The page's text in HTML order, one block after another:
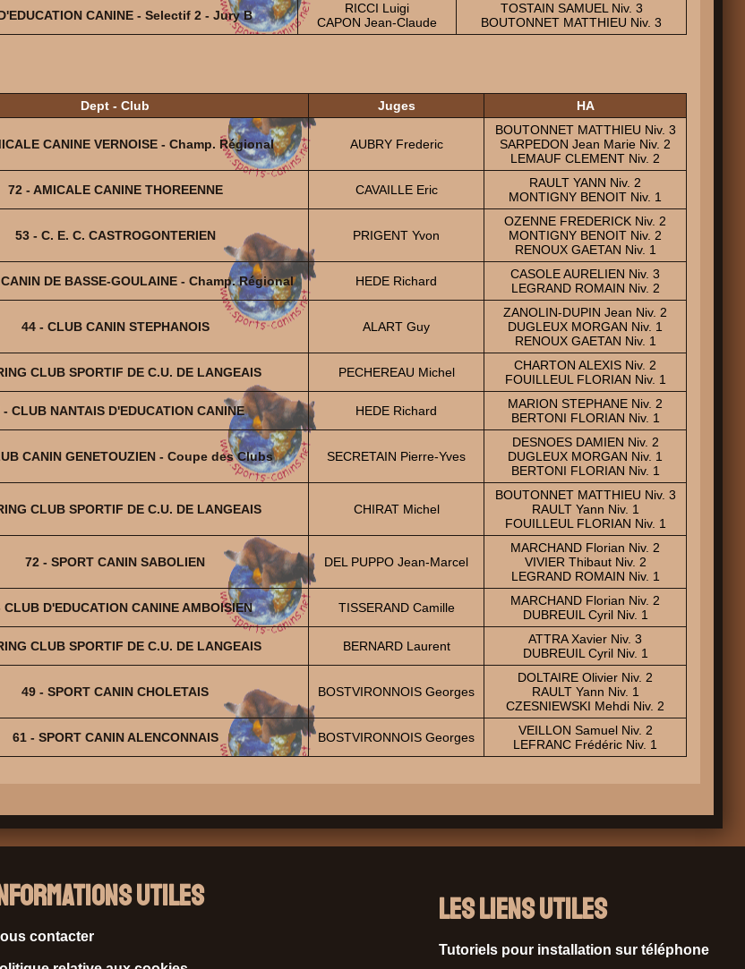
CANINE - Selectif 2 - Jury B
RICCI Luigi
CAPON Jean-Claude
TOSTAIN SAMUEL Niv. 3
BOUTONNET MATTHIEU Niv. 3
Dept - Club Juges HA
CANINE VERNOISE - Champ. Régional AUBRY Frederic
BOUTONNET MATTHIEU Niv. 3
SARPEDON Jean Marie Niv. 2
LEMAUF CLEMENT Niv. 2
72 - AMICALE CANINE THOREENNE CAVAILLE Eric
RAULT YANN Niv. 2
MONTIGNY BENOIT Niv. 1
53 - C. E. C. CASTROGONTERIEN PRIGENT Yvon
OZENNE FREDERICK Niv. 2
MONTIGNY BENOIT Niv. 2
RENOUX GAETAN Niv. 1
DE BASSE-GOULAINE - Champ. Régional HEDE Richard
CASOLE AURELIEN Niv. 3
LEGRAND ROMAIN Niv. 2
44 - CLUB CANIN STEPHANOIS ALART Guy
ZANOLIN-DUPIN Jean Niv. 2
DUGLEUX MORGAN Niv. 1
RENOUX GAETAN Niv. 1
CLUB SPORTIF DE C.U. DE LANGEAIS PECHEREAU Michel
CHARTON ALEXIS Niv. 2
FOUILLEUL FLORIAN Niv. 1
- CLUB NANTAIS D'EDUCATION CANINE HEDE Richard
MARION STEPHANE Niv. 2
BERTONI FLORIAN Niv. 1
CANIN GENETOUZIEN - Coupe des Clubs SECRETAIN Pierre-Yves
DESNOES DAMIEN Niv. 2
DUGLEUX MORGAN Niv. 1
BERTONI FLORIAN Niv. 1
CLUB SPORTIF DE C.U. DE LANGEAIS CHIRAT Michel
BOUTONNET MATTHIEU Niv. 3
RAULT Yann Niv. 1
FOUILLEUL FLORIAN Niv. 1
72 - SPORT CANIN SABOLIEN DEL PUPPO Jean-Marcel
MARCHAND Florian Niv. 2
VIVIER Thibaut Niv. 2
LEGRAND ROMAIN Niv. 1
CLUB D'EDUCATION CANINE AMBOISIEN TISSERAND Camille
MARCHAND Florian Niv. 2
DUBREUIL Cyril Niv. 1
CLUB SPORTIF DE C.U. DE LANGEAIS BERNARD Laurent
ATTRA Xavier Niv. 3
DUBREUIL Cyril Niv. 1
49 - SPORT CANIN CHOLETAIS BOSTVIRONNOIS Georges
DOLTAIRE Olivier Niv. 2
RAULT Yann Niv. 1
CZESNIEWSKI Mehdi Niv. 2
61 - SPORT CANIN ALENCONNAIS BOSTVIRONNOIS Georges
VEILLON Samuel Niv. 2
LEFRANC Frédéric Niv. 1
Utiles
contacter
Les liens utiles
Tutoriels pour installation sur téléphone